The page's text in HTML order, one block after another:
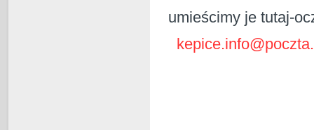
umieścimy je tutaj-